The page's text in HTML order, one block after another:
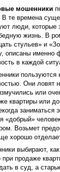
мошенники
те времена
люди, которые
жизнь. В
стульев» и
описаны именно
в каждой
пользуются
Они ловят
или
квартиры или
«добрый»
Возьмет
хорошо
выбирают,
при продаже
в суд, а